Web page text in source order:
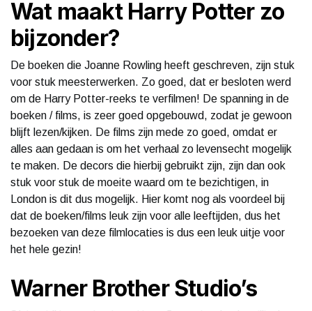
Wat maakt Harry Potter zo
bijzonder?
De boeken die Joanne Rowling heeft geschreven, zijn stuk
voor stuk meesterwerken. Zo goed, dat er besloten werd
om de Harry Potter-reeks te verfilmen! De spanning in de
boeken / films, is zeer goed opgebouwd, zodat je gewoon
blijft lezen/kijken. De films zijn mede zo goed, omdat er
alles aan gedaan is om het verhaal zo levensecht mogelijk
te maken. De decors die hierbij gebruikt zijn, zijn dan ook
stuk voor stuk de moeite waard om te bezichtigen, in
London is dit dus mogelijk. Hier komt nog als voordeel bij
dat de boeken/films leuk zijn voor alle leeftijden, dus het
bezoeken van deze filmlocaties is dus een leuk uitje voor
het hele gezin!
Warner Brother Studio’s